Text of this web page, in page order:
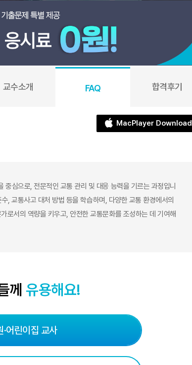
교수소개 FAQ 합격후기
MacPlayer Download
심으로, 전문적인 교통 관리 및 대응 능력을 기르는 과정입니
, 교통사고 대처 방법 등을 학습하며, 다양한 교통 환경에서의
로서의 역량을 키우고, 안전한 교통문화를 조성하는 데 기여해
께유용해요!
·어린이집 교사